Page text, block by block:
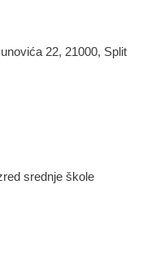
22, 21000, Split
srednje škole